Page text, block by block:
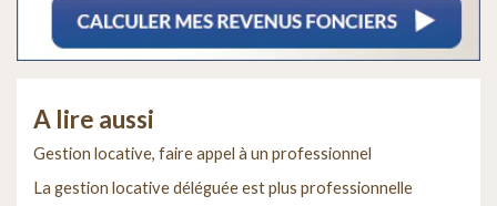
A lire aussi
Gestion locative, faire appel à un professionnel
La gestion locative déléguée est plus professionnelle